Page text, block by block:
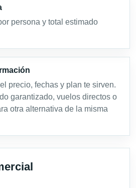
persona y total estimado
precio, fechas y plan te sirven.
garantizado, vuelos directos o
otra alternativa de la misma